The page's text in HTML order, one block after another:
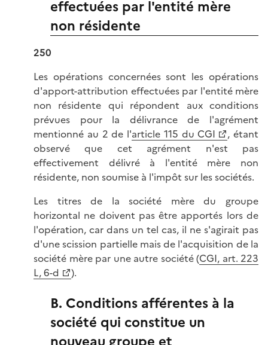
effectuées par l'entité mère
non résidente
250
Les opérations concernées sont les opérations
d'apport-attribution effectuées par l'entité mère
non résidente qui répondent aux conditions
prévues pour la délivrance de l'agrément
mentionné au 2 de l'article 115 du CGI
, étant
observé que cet agrément n'est pas
effectivement délivré à l'entité mère non
résidente, non soumise à l'impôt sur les sociétés.
Les titres de la société mère du groupe
horizontal ne doivent pas être apportés lors de
l'opération, car dans un tel cas, il ne s'agirait pas
d'une scission partielle mais de l'acquisition de la
société mère par une autre société (CGI, art. 223
L, 6-d
).
B. Conditions afférentes à la
société qui constitue un